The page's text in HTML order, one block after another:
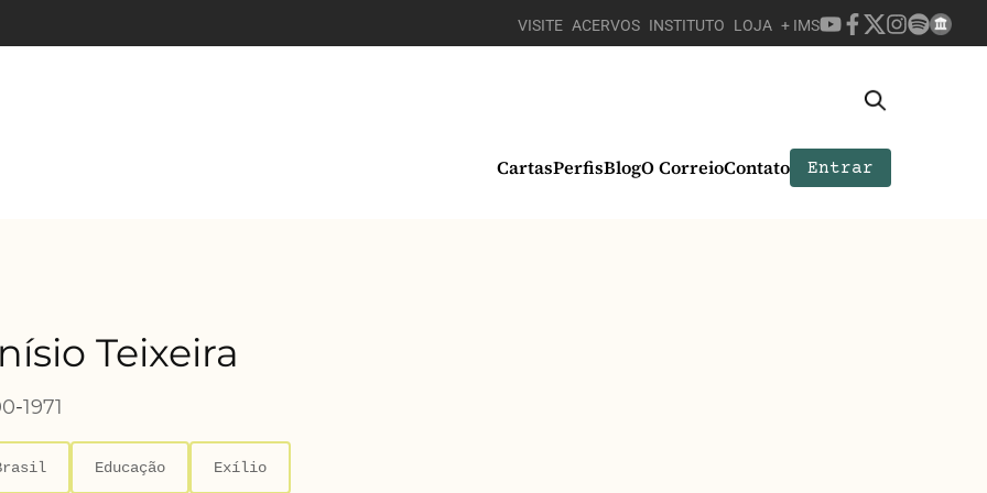
VISITE ACERVOS INSTITUTO LOJA + IMS
CartasPerfisBlogO CorreioContato Entrar
Teixeira
-1971
Educação Exílio